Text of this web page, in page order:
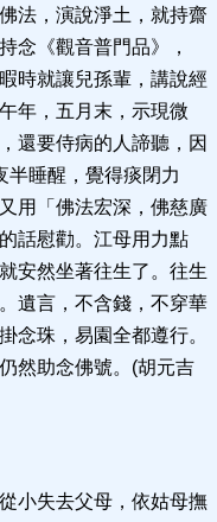
法，演說淨土，就持齋
念《觀音普門品》，
時就讓兒孫輩，講說經
年，五月末，示現微
還要侍病的人諦聽，因
半睡醒，覺得痰閉力
用「佛法宏深，佛慈廣
話慰勸。江母用力點
安然坐著往生了。往生
遺言，不含錢，不穿華
念珠，易園全都遵行。
然助念佛號。(胡元吉
小失去父母，依姑母撫